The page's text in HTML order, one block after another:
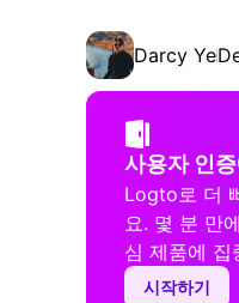
Darcy Ye
사용자 인
Logto로 더
요. 몇 분 만
심 제품에 집
시작하기